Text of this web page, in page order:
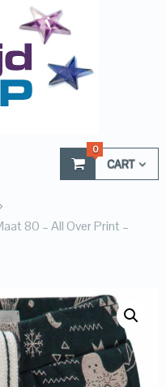
CART
0
80 – All Over Print –